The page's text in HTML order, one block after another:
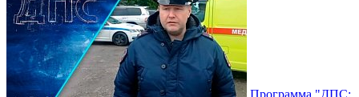
Программа "ДПС: